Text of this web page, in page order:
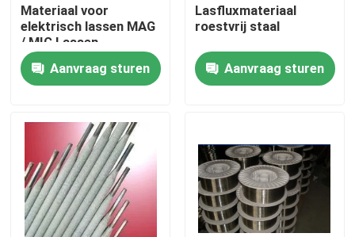
Thuis
Over ons
Fabrieksreis
Materiaal voor
elektrisch lassen MAG
/ MIG Lassen
Aanvraag sturen
Lasfluxmateriaal
roestvrij staal
Aanvraag sturen